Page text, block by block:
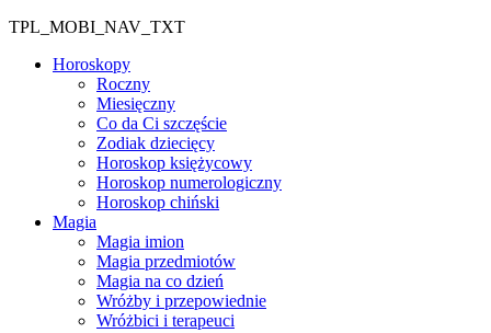
TPL_MOBI_NAV_TXT
Horoskopy
Roczny
Miesięczny
Co da Ci szczęście
Zodiak dziecięcy
Horoskop księżycowy
Horoskop numerologiczny
Horoskop chiński
Magia
Magia imion
Magia przedmiotów
Magia na co dzień
Wróżby i przepowiednie
Wróżbici i terapeuci